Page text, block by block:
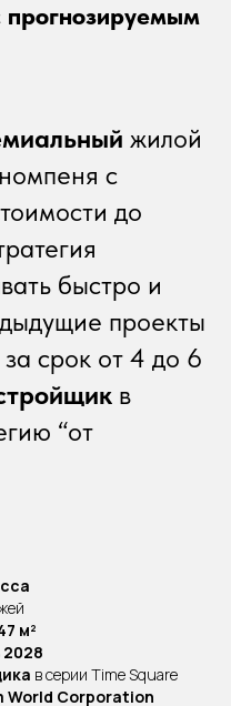
жилой
с
до
быстро и
проекты
за срок от 4 до 6
в
“от
м²
в серии Time Square
World Corporation